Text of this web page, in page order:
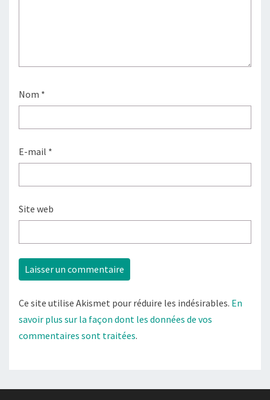
Nom *
E-mail *
Site web
Ce site utilise Akismet pour réduire les indésirables. En
savoir plus sur la façon dont les données de vos
commentaires sont traitées.